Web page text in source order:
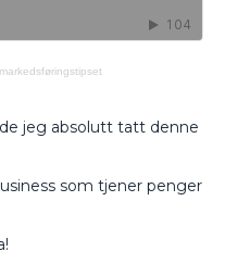
jeg absolutt tatt denne
som tjener penger